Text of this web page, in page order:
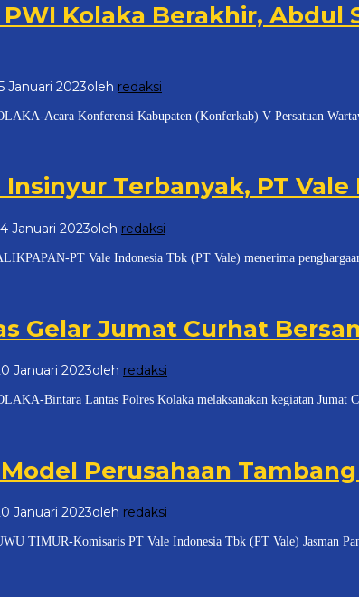
Kolaka Berakhir, Abdul
Januari 2023oleh redaksi
Acara Konferensi Kabupaten (Konferkab) V Persatuan
Terbanyak, PT Vale
Januari 2023oleh redaksi
PT Vale Indonesia Tbk (PT Vale) menerima
Gelar Jumat Curhat
Januari 2023oleh redaksi
Bintara Lantas Polres Kolaka melaksanakan kegiatan
Model Perusahaan
Januari 2023oleh redaksi
TIMUR-Komisaris PT Vale Indonesia Tbk (PT Vale) Jasman